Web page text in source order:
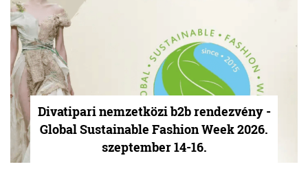
Divatipari nemzetközi b2b rendezvény -
Global Sustainable Fashion Week 2026.
szeptember 14-16.